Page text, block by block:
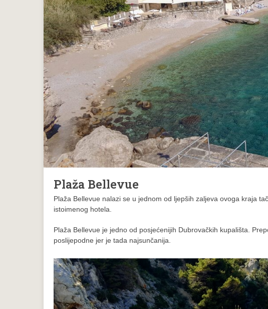
Plaža Bellevue
Plaža Bellevue nalazi se u jednom od ljepših zaljeva ovoga kraja
istoimenog hotela.
Plaža Bellevue je jedno od posjećenijih Dubrovačkih kupališta.
poslijepodne jer je tada najsunčanija.